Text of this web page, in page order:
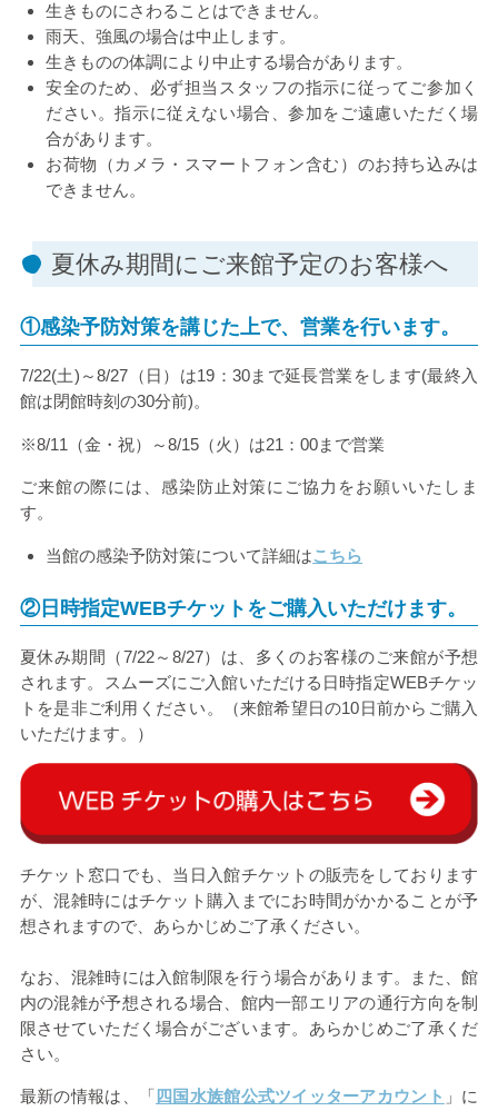
生きものにさわることはできません。
雨天、強風の場合は中止します。
生きものの体調により中止する場合があります。
安全のため、必ず担当スタッフの指示に従ってご参加く
ださい。指示に従えない場合、参加をご遠慮いただく場
合があります。
お荷物（カメラ・スマートフォン含む）のお持ち込みは
できません。
夏休み期間にご来館予定のお客様へ
①感染予防対策を講じた上で、営業を行います。
7/22(土)～8/27（日）は19：30まで延長営業をします(最終入
館は閉館時刻の30分前)。
※8/11（金・祝）～8/15（火）は21：00まで営業
ご来館の際には、感染防止対策にご協力をお願いいたしま
す。
当館の感染予防対策について詳細はこちら
②日時指定WEBチケットをご購入いただけます。
夏休み期間（7/22～8/27）は、多くのお客様のご来館が予想
されます。スムーズにご入館いただける日時指定WEBチケッ
トを是非ご利用ください。（来館希望日の10日前からご購入
いただけます。）
チケット窓口でも、当日入館チケットの販売をしております
が、混雑時にはチケット購入までにお時間がかかることが予
想されますので、あらかじめご了承ください。
なお、混雑時には入館制限を行う場合があります。また、館
内の混雑が予想される場合、館内一部エリアの通行方向を制
限させていただく場合がございます。あらかじめご了承くだ
さい。
最新の情報は、「 四国水族館公式ツイッターアカウント 」に